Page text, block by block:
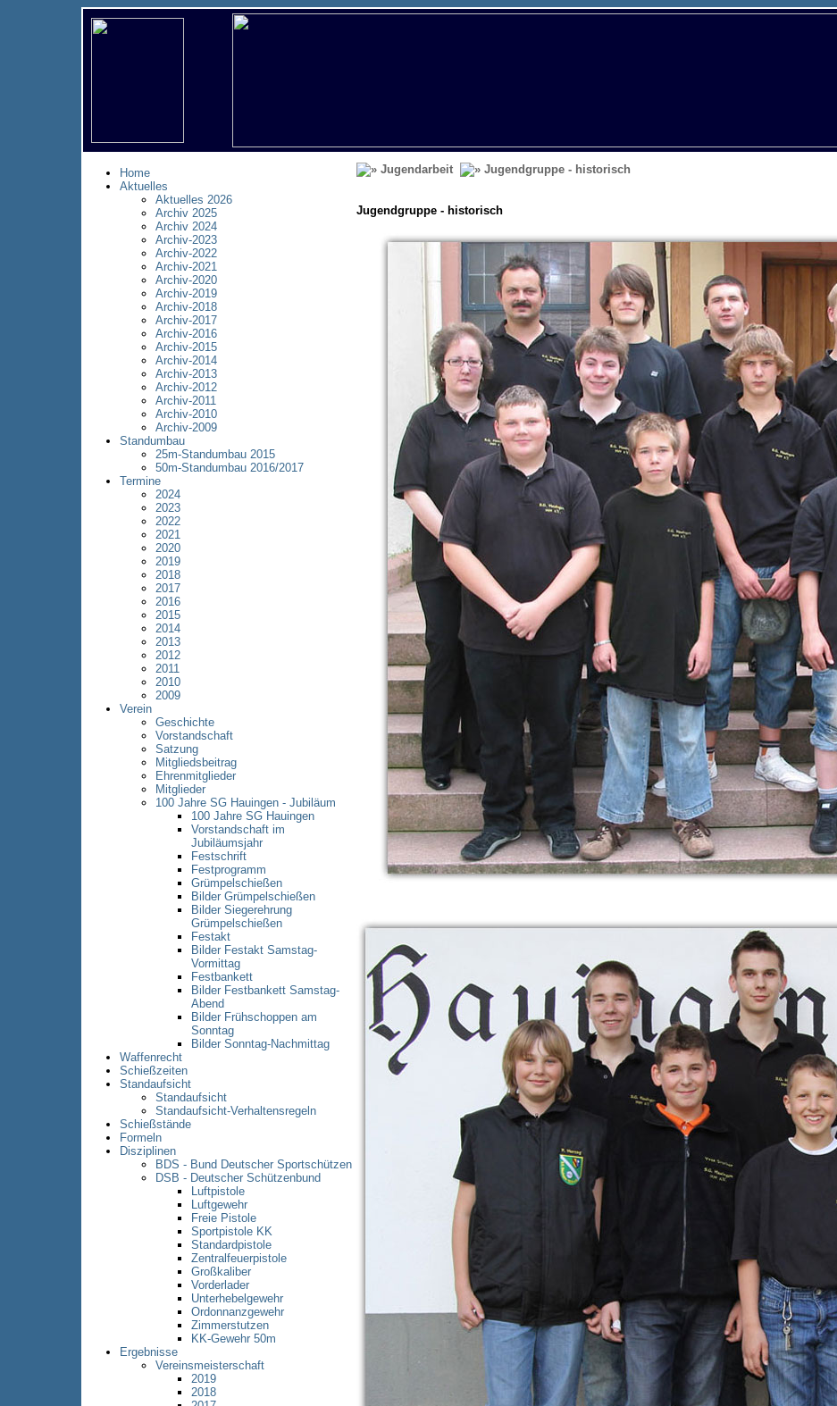
Home
Aktuelles
Aktuelles 2026
Archiv 2025
Archiv 2024
Archiv-2023
Archiv-2022
Archiv-2021
Archiv-2020
Archiv-2019
Archiv-2018
Archiv-2017
Archiv-2016
Archiv-2015
Archiv-2014
Archiv-2013
Archiv-2012
Archiv-2011
Archiv-2010
Archiv-2009
Standumbau
25m-Standumbau 2015
50m-Standumbau 2016/2017
Termine
2024
2023
2022
2021
2020
2019
2018
2017
2016
2015
2014
2013
2012
2011
2010
2009
Verein
Geschichte
Vorstandschaft
Satzung
Mitgliedsbeitrag
Ehrenmitglieder
Mitglieder
100 Jahre SG Hauingen - Jubiläum
100 Jahre SG Hauingen
Vorstandschaft im
Jubiläumsjahr
Festschrift
Festprogramm
Grümpelschießen
Bilder Grümpelschießen
Bilder Siegerehrung
Grümpelschießen
Festakt
Bilder Festakt Samstag-
Vormittag
Festbankett
Bilder Festbankett Samstag-
Abend
Bilder Frühschoppen am
Sonntag
Bilder Sonntag-Nachmittag
Waffenrecht
Schießzeiten
Standaufsicht
Standaufsicht
Standaufsicht-Verhaltensregeln
Schießstände
Formeln
Disziplinen
BDS - Bund Deutscher Sportschützen
DSB - Deutscher Schützenbund
Luftpistole
Luftgewehr
Freie Pistole
Sportpistole KK
Standardpistole
Zentralfeuerpistole
Großkaliber
Vorderlader
Unterhebelgewehr
Ordonnanzgewehr
Zimmerstutzen
KK-Gewehr 50m
Ergebnisse
Vereinsmeisterschaft
2019
2018
Jugendarbeit Jugendgruppe - historisch
Jugendgruppe - historisch